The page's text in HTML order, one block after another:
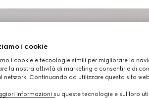
i cookie
i cookie e tecnologie simili per migliorare la
la nostra attività di marketing e consentirle di
network. Continuando ad utilizzare questo sito
informazioni su queste tecnologie e sul loro